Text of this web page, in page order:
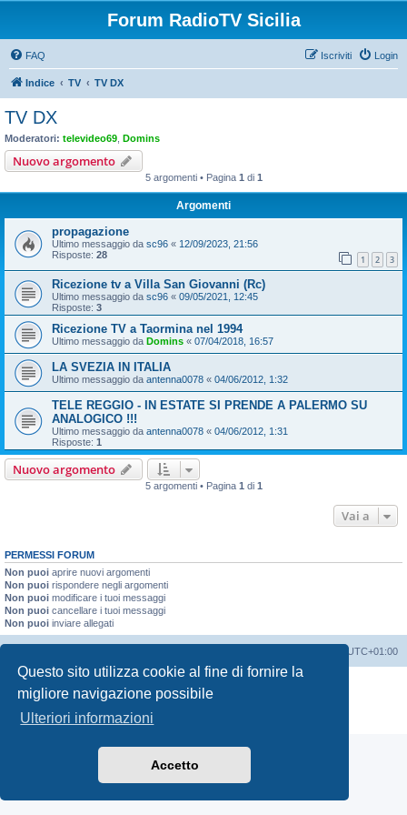
Questo sito utilizza cookie al fine di fornire la
migliore navigazione possibile
Ulteriori informazioni
Accetto
Forum RadioTV Sicilia
FAQ Login
Iscriviti
Indice TV TV DX
TV DX
Moderatori: televideo69 Domins
Nuovo argomento
5 argomenti • Pagina 1 di 1
Argomenti
propagazione
Ultimo messaggio da sc96 « 12/09/2023, 21:56
Risposte: 28 1 2 3
Ricezione tv a Villa San Giovanni (Rc)
Ultimo messaggio da sc96 « 09/05/2021, 12:45
Risposte: 3
Ricezione TV a Taormina nel 1994
Ultimo messaggio da Domins « 07/04/2018, 16:57
LA SVEZIA IN ITALIA
Ultimo messaggio da antenna0078 « 04/06/2012, 1:32
TELE REGGIO - IN ESTATE SI PRENDE A PALERMO SU
ANALOGICO !!!
Ultimo messaggio da antenna0078 « 04/06/2012, 1:31
Risposte: 1
Nuovo argomento
5 argomenti • Pagina 1 di 1
Vai a
PERMESSI FORUM
Non puoi aprire nuovi argomenti
Non puoi rispondere negli argomenti
Non puoi modificare i tuoi messaggi
Non puoi cancellare i tuoi messaggi
Non puoi inviare allegati
UTC+01:00
Traduzione Italiana